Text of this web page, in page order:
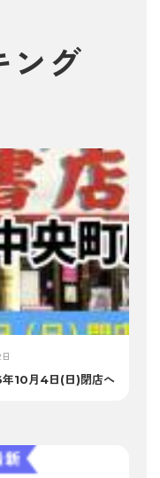
ング
10月4日(日)閉店へ